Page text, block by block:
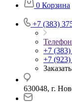
0 Корзина
+7 (383)
+7 (383)
+7 (923)
630048, г.